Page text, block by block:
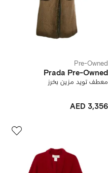
Pre-Owned
Prada Pre-Owned
معطف تويد مزين بخرز
AED 3,356